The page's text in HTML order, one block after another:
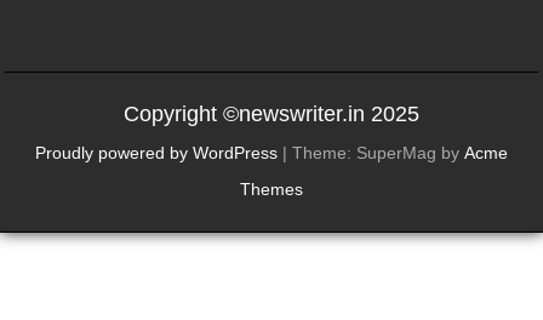
Copyright ©newswriter.in 2025
Proudly powered by WordPress | Theme: SuperMag by Acme
Themes